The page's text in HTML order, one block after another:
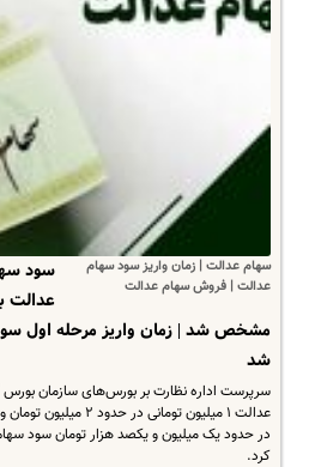
سهام عدالت | زمان واریز سود سهام
عدالت | فروش سهام عدالت
سود
عدالت
مشخص شد | زمان واریز مرحله اول
شد
سرپرست اداره نظارت بر بورس‌های سازمان
در حدود یک میلیون و یکصد هزار تومان سود
کرد.